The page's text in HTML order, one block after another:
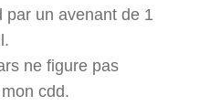
par un avenant de 1
ne figure pas
cdd.